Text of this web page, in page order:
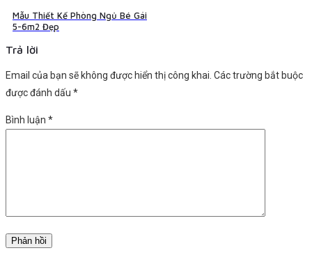
Mẫu Thiết Kế Phòng Ngủ Bé Gái
5-6m2 Đẹp
Trả lời
Email của bạn sẽ không được hiển thị công khai. Các trường bắt buộc
được đánh dấu *
Bình luận *